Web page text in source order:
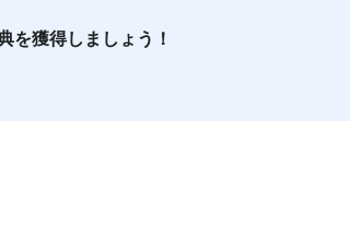
を獲得しましょう！